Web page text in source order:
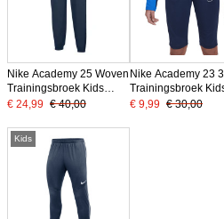
Nike Academy 25 Woven
Trainingsbroek Kids
Donkerblauw Wit
€ 24,99 € 40,00
Nike Academy 23
Trainingsbroek
Donkerblauw Wit
€ 9,99 € 30,00
Kids